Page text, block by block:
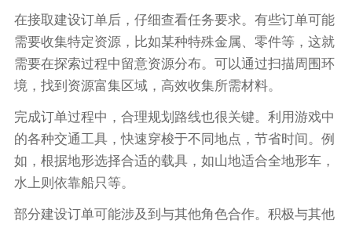
在接取建设订单后，仔细查看任务要求。有些订单可能
需要收集特定资源，比如某种特殊金属、零件等，这就
需要在探索过程中留意资源分布。可以通过扫描周围环
境，找到资源富集区域，高效收集所需材料。
完成订单过程中，合理规划路线也很关键。利用游戏中
的各种交通工具，快速穿梭于不同地点，节省时间。例
如，根据地形选择合适的载具，如山地适合全地形车，
水上则依靠船只等。
部分建设订单可能涉及到与其他角色合作。积极与其他